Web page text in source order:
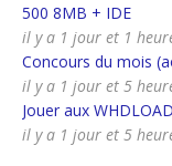
500 8MB + IDE
il y a 1 jour et 1
Concours du mois
il y a 1 jour et 5
Jouer aux
il y a 1 jour et 5